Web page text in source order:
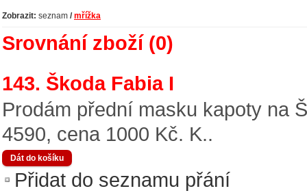
Zobrazit: seznam / mřížka
Srovnání zboží (0)
143. Škoda Fabia I
Prodám přední masku kapoty na
4590, cena 1000 Kč. K..
Přidat do seznamu přání